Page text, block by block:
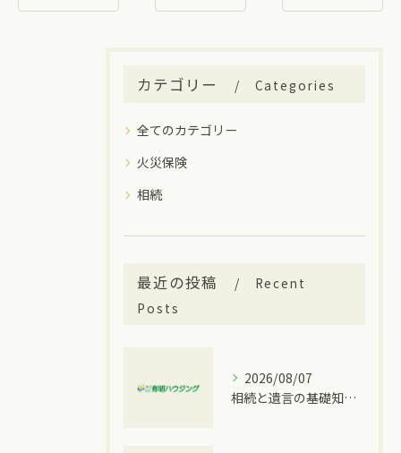
カテゴリー Categories
全てのカテゴリー
火災保険
相続
最近の投稿
Recent
Posts
2026/08/07
相続と遺言の基礎知識を大府市の実情に合わせて分かりやすく解説